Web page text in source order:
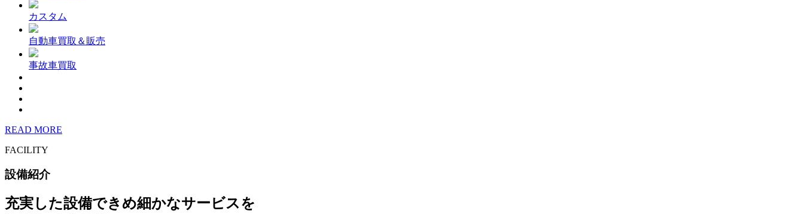
カスタム
自動車買取＆販売
事故車買取
READ MORE
FACILITY
設備紹介
充実した設備できめ細かなサービスを